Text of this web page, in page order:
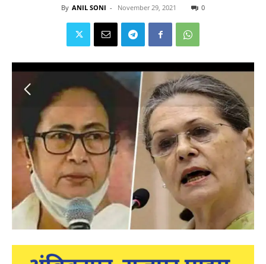
By ANIL SONI - November 29, 2021 0